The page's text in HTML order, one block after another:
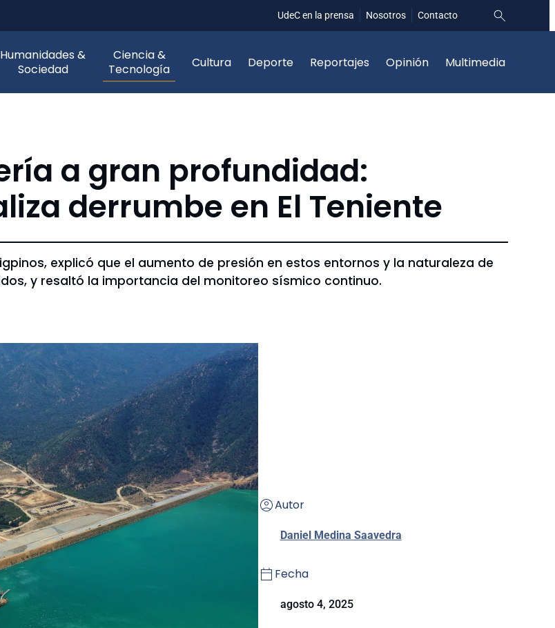
UdeC en la prensa Nosotros Contacto
Humanidades &
Sociedad
Ciencia &
Tecnología
Cultura Deporte Reportajes Opinión Multimedia
a gran profundidad:
derrumbe en El Teniente
explicó que el aumento de presión en estos entornos y la naturaleza de
y resaltó la importancia del monitoreo sísmico continuo.
Autor
Daniel Medina Saavedra
Fecha
agosto 4, 2025